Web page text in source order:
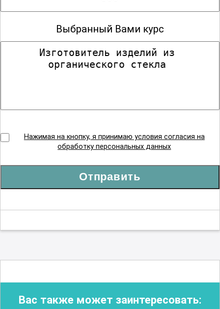
Выбранный Вами курс
Нажимая на кнопку, я принимаю условия согласия на
обработку персональных данных
Отправить
Вас также может заинтересовать: